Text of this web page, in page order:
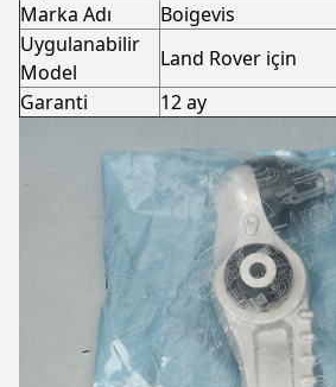
Marka Adı
Boigevis
Uygulanabilir
Model
Land Rover için
Garanti
12 ay